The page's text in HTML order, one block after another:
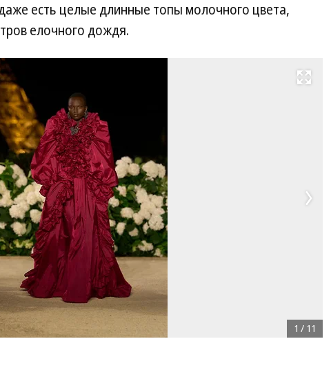
есть целые длинные топы молочного цвета,
елочного дождя.
Развернуть на весь экран
1 / 11